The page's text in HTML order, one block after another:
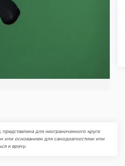
для неограниченного круга
или основанием для самодиагностики или
к врачу.